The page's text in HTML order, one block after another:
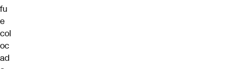
fu
e
col
oc
ad